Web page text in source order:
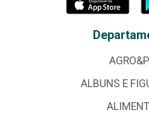
ALBUNS E